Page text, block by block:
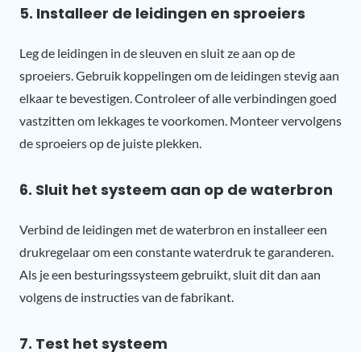
5. Installeer de leidingen en sproeiers
Leg de leidingen in de sleuven en sluit ze aan op de
sproeiers. Gebruik koppelingen om de leidingen stevig aan
elkaar te bevestigen. Controleer of alle verbindingen goed
vastzitten om lekkages te voorkomen. Monteer vervolgens
de sproeiers op de juiste plekken.
6. Sluit het systeem aan op de waterbron
Verbind de leidingen met de waterbron en installeer een
drukregelaar om een constante waterdruk te garanderen.
Als je een besturingssysteem gebruikt, sluit dit dan aan
volgens de instructies van de fabrikant.
7. Test het systeem